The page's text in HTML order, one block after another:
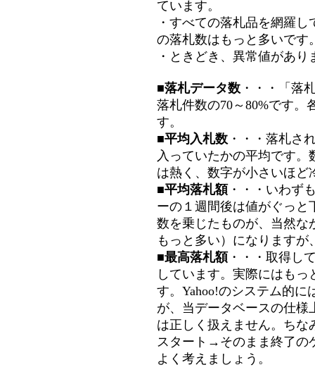
ています。
・すべての落札品を網羅
の落札数はもっと多いです
・ときどき、異常値があ
■落札データ数 ・・・「落
落札件数の70～80%です。
す。
■平均入札数 ・・・落札さ
入っていたかの平均です
は熱く、数字が小さいほど
■平均落札額 ・・・いわず
ーの１週間後は値がぐっと
数を乗じたものが、当然な
もっと多い）になります
■最高落札額 ・・・取得し
しています。実際にはも
す。Yahoo!のシステム的に
が、当データベースの仕様
は正しく扱えません。ちな
スタート→そのまま終了の
よく考えましょう。